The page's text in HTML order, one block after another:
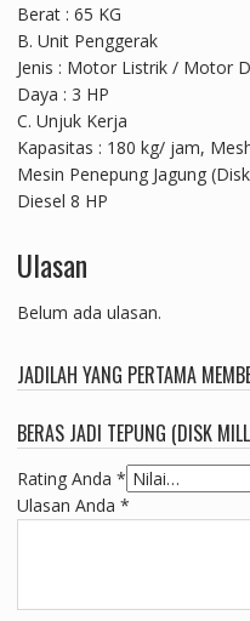
Berat : 65 KG
B. Unit Penggerak
Jenis : Motor Listrik / Motor
Daya : 3 HP
C. Unjuk Kerja
Kapasitas : 180 kg/ jam,
Mesin Penepung Jagung
Diesel 8 HP
Ulasan
Belum ada ulasan.
JADILAH YANG PERTAMA
BERAS JADI TEPUNG (DISK
Rating Anda *
Ulasan Anda *